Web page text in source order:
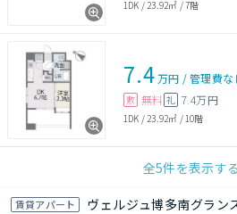
1DK / 23.92㎡ /7階
7.4万円 /管理費な
敷 無料 礼 7.4万円
1DK / 23.92㎡ / 10階
全5件を表示する
賃貸アパート ヴェルジュ博多南グラン